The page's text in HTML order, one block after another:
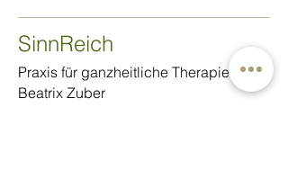
SinnReich
Praxis für ganzheitliche Therapie
Beatrix Zuber